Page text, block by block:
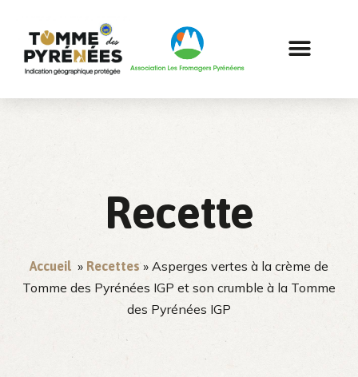
Recette
Accueil » Recettes» Asperges vertes à la crème de
Tomme des Pyrénées IGP et son crumble à la Tomme
des Pyrénées IGP